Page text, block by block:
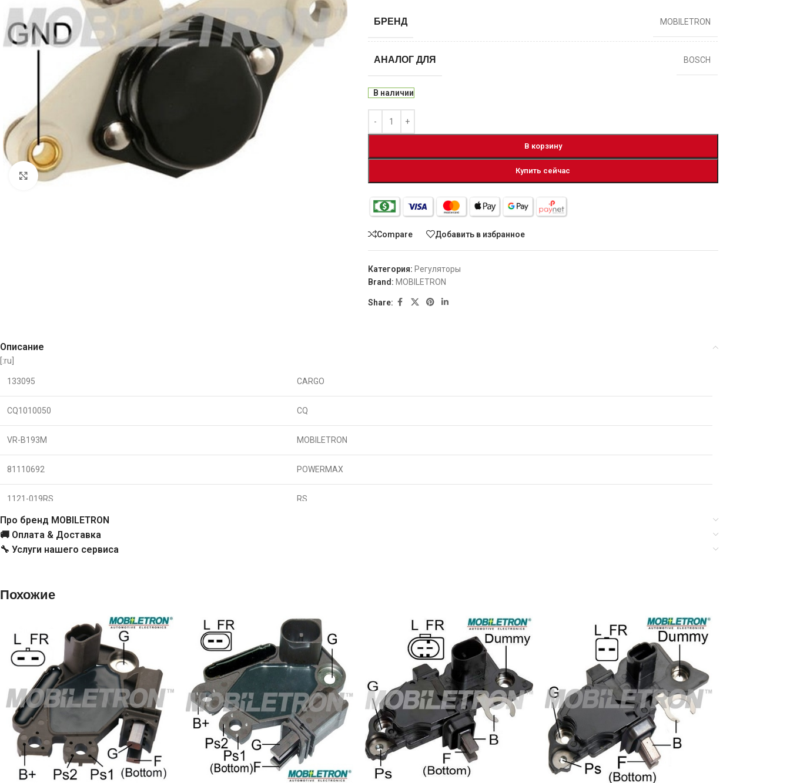
Click to enlarge
БРЕНД MOBILETRON
АНАЛОГ ДЛЯ BOSCH
В наличии
В корзину
Купить сейчас
Compare Добавить в избранное
Категория: Регуляторы
Brand: MOBILETRON
Share:
Описание
[:ru]
133095 CARGO
CQ1010050 CQ
VR-B193M MOBILETRON
81110692 POWERMAX
1121-019RS RS
IB348
IB370A WAI / TRANSPO
VRG46409 WOODAUTO
Используется для агригатов
Применяется для авто
Про бренд MOBILETRON
🚚 Оплата & Доставка
🔧 Услуги нашего сервиса
Похожие